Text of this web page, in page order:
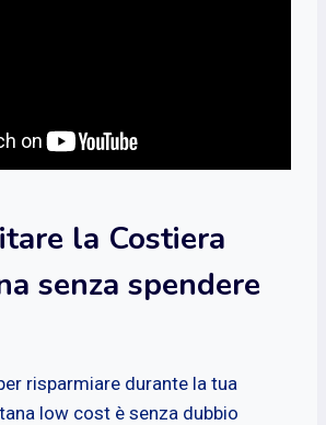
la Costiera
senza spendere
risparmiare durante la tua
low cost è senza dubbio